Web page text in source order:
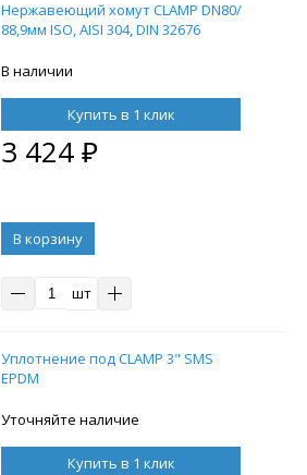
Нержавеющий хомут CLAMP DN80/
88,9мм ISO, AISI 304, DIN 32676
В наличии
Купить в 1 клик
3 424₽
В корзину
шт
Уплотнение под CLAMP 3" SMS
EPDM
Уточняйте наличие
Купить в 1 клик